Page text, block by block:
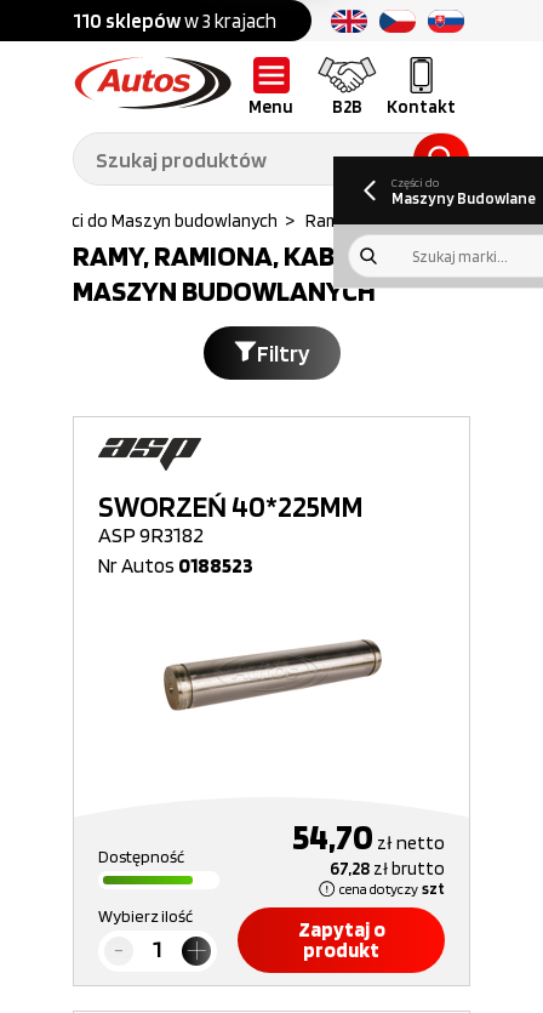
110 sklepóww 3 krajach Ponad 700 marek
Menu B2B Kontakt
Części do:
Ciężarówek,
przyczep,
naczep
Części do:
budowlanych
B2BGaleria
Oferty pracy
kwartalny
Części do
Maszyny Budowlane
Części do Maszyn budowlanych > Rama ramiona kabina
RAMY, RAMIONA, KABINY DO
MASZYN BUDOWLANYCH
Filtry
SWORZEŃ 40*225MM
ASP 9R3182
Nr Autos 0188523
Dostępność 54,70 złnetto
67,28 złbrutto
cena dotyczy szt
Wybierz ilość
Zapytaj o
produkt